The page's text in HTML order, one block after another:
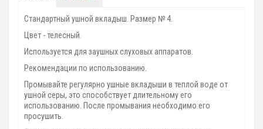
Стандартный ушной вкладыш. Размер № 4.
Цвет - телесный.
Используется для заушных слуховых аппаратов.
Рекомендации по использованию.
Промывайте регулярно ушные вкладыши в теплой воде от
ушной серы, это способствует длительному его
использованию. После промывания необходимо его
просушить.